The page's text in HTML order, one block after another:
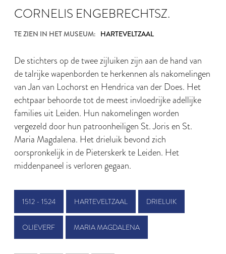
CORNELIS ENGEBRECHTSZ.
TE ZIEN IN HET MUSEUM: HARTEVELTZAAL
De stichters op de twee zijluiken zijn aan de hand van
de talrijke wapenborden te herkennen als nakomelingen
van Jan van Lochorst en Hendrica van der Does. Het
echtpaar behoorde tot de meest invloedrijke adellijke
families uit Leiden. Hun nakomelingen worden
vergezeld door hun patroonheiligen St. Joris en St.
Maria Magdalena. Het drieluik bevond zich
oorspronkelijk in de Pieterskerk te Leiden. Het
middenpaneel is verloren gegaan.
1512 - 1524 HARTEVELTZAAL DRIELUIK
OLIEVERF MARIA MAGDALENA